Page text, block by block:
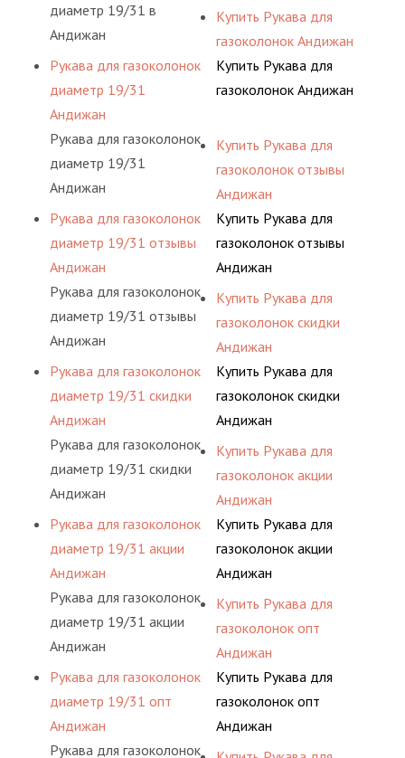
диаметр 19/31 в
Андижан
Рукава для газоколонок
диаметр 19/31
Андижан
Рукава для газоколонок
диаметр 19/31
Андижан
Рукава для газоколонок
диаметр 19/31 отзывы
Андижан
Рукава для газоколонок
диаметр 19/31 отзывы
Андижан
Рукава для газоколонок
диаметр 19/31 скидки
Андижан
Рукава для газоколонок
диаметр 19/31 скидки
Андижан
Рукава для газоколонок
диаметр 19/31 акции
Андижан
Рукава для газоколонок
диаметр 19/31 акции
Андижан
Рукава для газоколонок
диаметр 19/31 опт
Андижан
Рукава для газоколонок
Купить Рукава для
газоколонок Андижан
Купить Рукава для
газоколонок Андижан
Купить Рукава для
газоколонок отзывы
Андижан
Купить Рукава для
газоколонок отзывы
Андижан
Купить Рукава для
газоколонок скидки
Андижан
Купить Рукава для
газоколонок скидки
Андижан
Купить Рукава для
газоколонок акции
Андижан
Купить Рукава для
газоколонок акции
Андижан
Купить Рукава для
газоколонок опт
Андижан
Купить Рукава для
газоколонок опт
Андижан